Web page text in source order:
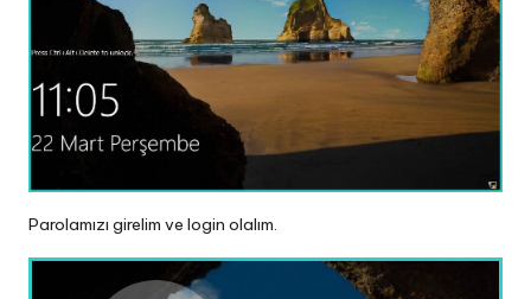
Parolamızı girelim ve login olalım.